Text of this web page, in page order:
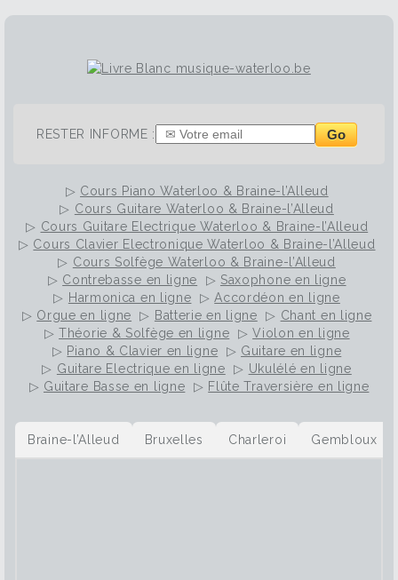
RESTER INFORME : Go
▷ Cours Piano Waterloo & Braine-l’Alleud
▷ Cours Guitare Waterloo & Braine-l’Alleud
▷ Cours Guitare Electrique Waterloo & Braine-l’Alleud
▷ Cours Clavier Electronique Waterloo & Braine-l’Alleud
▷ Cours Solfège Waterloo & Braine-l’Alleud
▷ Contrebasse en ligne ▷ Saxophone en ligne
▷ Harmonica en ligne ▷Accordéon en ligne
▷ Orgue en ligne ▷ Batterie en ligne ▷ Chant en ligne
▷Théorie & Solfège en ligne ▷Violon en ligne
▷ Piano & Clavier en ligne ▷ Guitare en ligne
▷ Guitare Electrique en ligne ▷ Ukulélé en ligne
▷ Guitare Basse en ligne ▷ Flûte Traversière en ligne
Braine-l’Alleud Bruxelles Charleroi Gembloux